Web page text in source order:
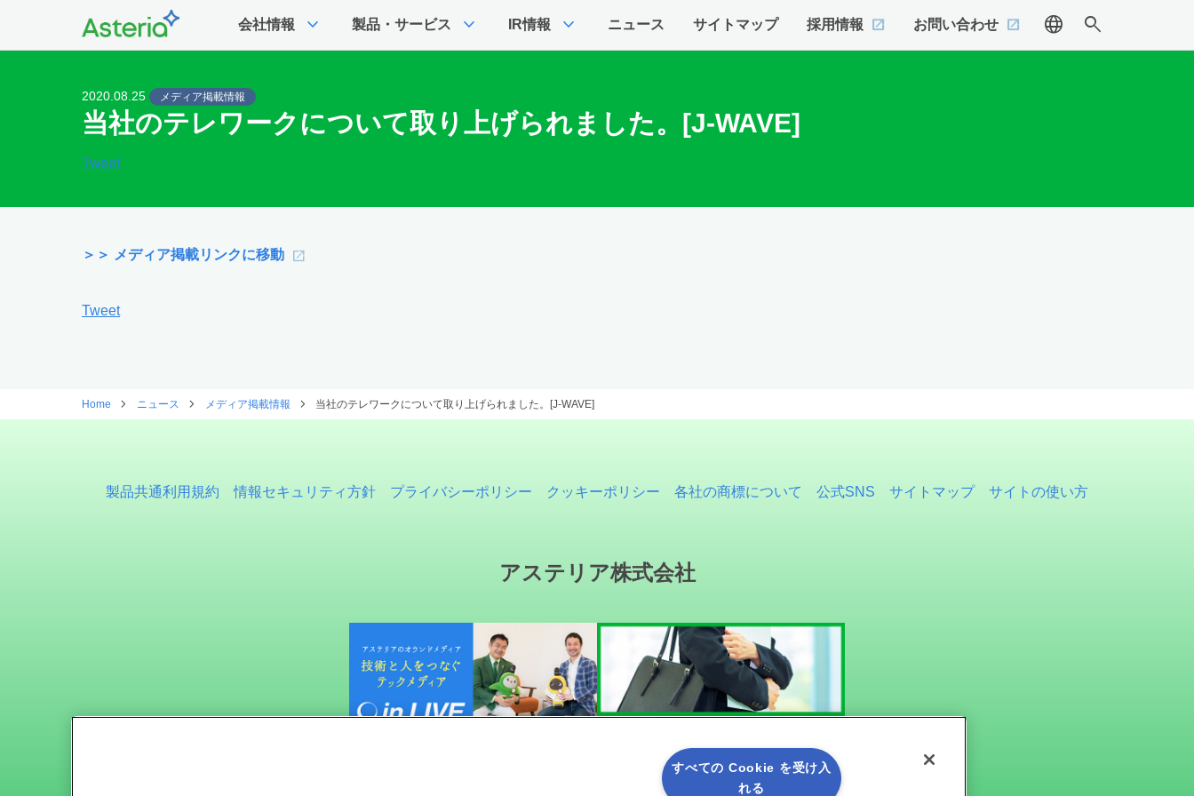
会社情報 expand_more 製品・サービス expand_more IR情報 expand_more ニュース サイトマップ 採用情報 お問い合わせ language search
2020.08.25 メディア掲載情報
当社のテレワークについて取り上げられました。[J-WAVE]
Tweet
＞＞ メディア掲載リンクに移動
Tweet
Home ニュース メディア掲載情報 当社のテレワークについて取り上げられました。[J-WAVE]
製品共通利用規約 情報セキュリティ方針 プライバシーポリシー クッキーポリシー 各社の商標について 公式SNS サイトマップ サイトの使い方
アステリア株式会社
すべての Cookie を受け入
れる